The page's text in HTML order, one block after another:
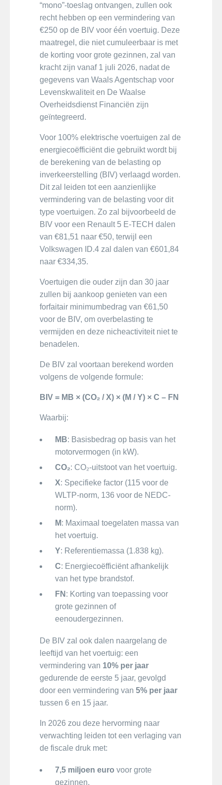
“mono”-toeslag ontvangen, zullen ook
recht hebben op een vermindering van
€250 op de BIV voor één voertuig. Deze
maatregel, die niet cumuleerbaar is met
de korting voor grote gezinnen, zal van
kracht zijn vanaf 1 juli 2026, nadat de
gegevens van Waals Agentschap voor
Levenskwaliteit en De Waalse
Overheidsdienst Financiën zijn
geïntegreerd.
Voor 100% elektrische voertuigen zal de
energiecoëfficiënt die gebruikt wordt bij
de berekening van de belasting op
inverkeerstelling (BIV) verlaagd worden.
Dit zal leiden tot een aanzienlijke
vermindering van de belasting voor dit
type voertuigen. Zo zal bijvoorbeeld de
BIV voor een Renault 5 E-TECH dalen
van €81,51 naar €50, terwijl een
Volkswagen ID.4 zal dalen van €601,84
naar €334,35.
Voertuigen die ouder zijn dan 30 jaar
zullen bij aankoop genieten van een
forfaitair minimumbedrag van €61,50
voor de BIV, om overbelasting te
vermijden en deze nicheactiviteit niet te
benadelen.
De BIV zal voortaan berekend worden
volgens de volgende formule:
BIV = MB × (CO₂ / X) × (M / Y) × C – FN
Waarbij:
MB: Basisbedrag op basis van het
motorvermogen (in kW).
CO₂: CO₂-uitstoot van het voertuig.
X: Specifieke factor (115 voor de
WLTP-norm, 136 voor de NEDC-
norm).
M: Maximaal toegelaten massa van
het voertuig.
Y: Referentiemassa (1.838 kg).
C: Energiecoëfficiënt afhankelijk
van het type brandstof.
FN : Korting van toepassing voor
grote gezinnen of
eenoudergezinnen.
De BIV zal ook dalen naargelang de
leeftijd van het voertuig: een
vermindering van 10% per jaar
gedurende de eerste 5 jaar, gevolgd
door een vermindering van 5% per jaar
tussen 6 en 15 jaar.
In 2026 zou deze hervorming naar
verwachting leiden tot een verlaging van
de fiscale druk met:
7,5 miljoen euro voor grote
gezinnen,